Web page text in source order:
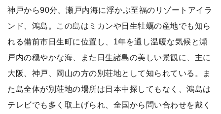
神戸から90分。瀬戸内海に浮かぶ至福のリゾートアイラ
ンド、鴻島。この島はミカンや日生牡蠣の産地でも知ら
れる備前市日生町に位置し、1年を通し温暖な気候と瀬
戸内の穏やかな海、また日生諸島の美しい景観に、主に
大阪、神戸、岡山の方の別荘地として知られている。ま
た島全体が別荘地の場所は日本中探してもなく、鴻島は
テレビでも多く取上げられ、全国から問い合わせを戴く